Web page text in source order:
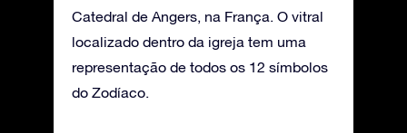
Catedral de Angers, na França. O vitral
localizado dentro da igreja tem uma
representação de todos os 12 símbolos
do Zodíaco.